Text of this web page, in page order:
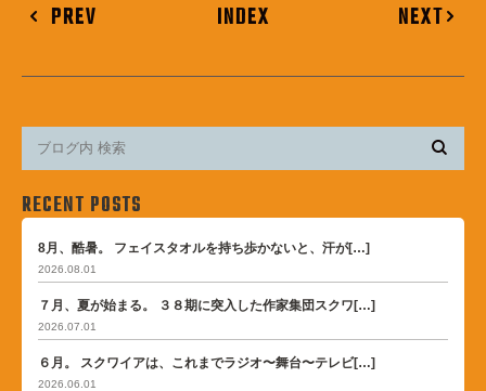
PREV INDEX NEXT
RECENT POSTS
8月、酷暑。 フェイスタオルを持ち歩かないと、汗が[…]
2026.08.01
７月、夏が始まる。 ３８期に突入した作家集団スクワ[…]
2026.07.01
６月。 スクワイアは、これまでラジオ〜舞台〜テレビ[…]
2026.06.01